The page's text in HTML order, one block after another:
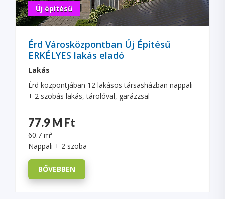
Új építésű
Érd Városközpontban Új Építésű
ERKÉLYES lakás eladó
Lakás
Érd központjában 12 lakásos társasházban nappali
+ 2 szobás lakás, tárolóval, garázzsal
77.9 M Ft
60.7 m²
Nappali + 2 szoba
BŐVEBBEN